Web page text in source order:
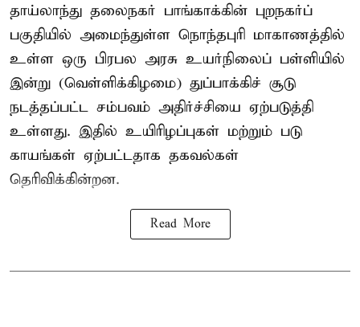
தாய்லாந்து தலைநகர் பாங்காக்கின் புறநகர்ப்
பகுதியில் அமைந்துள்ள நொந்தபுரி மாகாணத்தில்
உள்ள ஒரு பிரபல அரசு உயர்நிலைப் பள்ளியில்
இன்று (வெள்ளிக்கிழமை) துப்பாக்கிச் சூடு
நடத்தப்பட்ட சம்பவம் அதிர்ச்சியை ஏற்படுத்தி
உள்ளது. இதில் உயிரிழப்புகள் மற்றும் படு
காயங்கள் ஏற்பட்டதாக தகவல்கள்
தெரிவிக்கின்றன.
Read More